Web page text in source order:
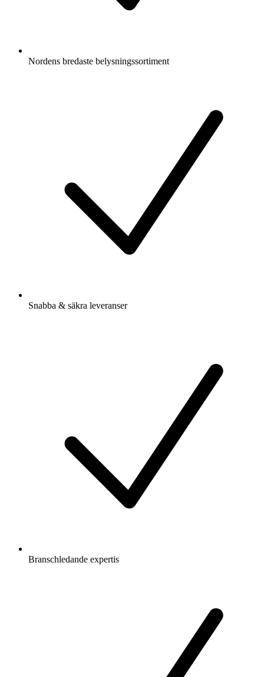
Nordens bredaste belysningssortiment
Snabba & säkra leveranser
Branschledande expertis